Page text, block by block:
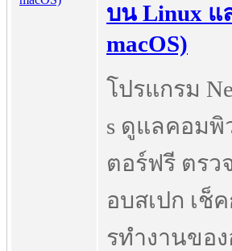
บน Linux แ
macOS)
โปรแกรม
s ดูแลคอมพิ
ตอร์ฟรี ตรว
อบสเปก เช็
รทำงานของ